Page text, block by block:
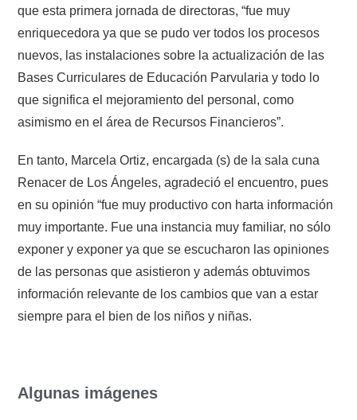
que esta primera jornada de directoras, “fue muy
enriquecedora ya que se pudo ver todos los procesos
nuevos, las instalaciones sobre la actualización de las
Bases Curriculares de Educación Parvularia y todo lo
que significa el mejoramiento del personal, como
asimismo en el área de Recursos Financieros”.
En tanto, Marcela Ortiz, encargada (s) de la sala cuna
Renacer de Los Ángeles, agradeció el encuentro, pues
en su opinión “fue muy productivo con harta información
muy importante. Fue una instancia muy familiar, no sólo
exponer y exponer ya que se escucharon las opiniones
de las personas que asistieron y además obtuvimos
información relevante de los cambios que van a estar
siempre para el bien de los niños y niñas.
Algunas imágenes